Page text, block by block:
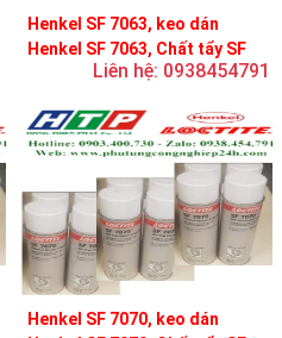
Henkel SF 7063, keo dán
Henkel SF 7063, Chất tẩy SF
Liên hệ: 0938454791
Henkel SF 7070, keo dán